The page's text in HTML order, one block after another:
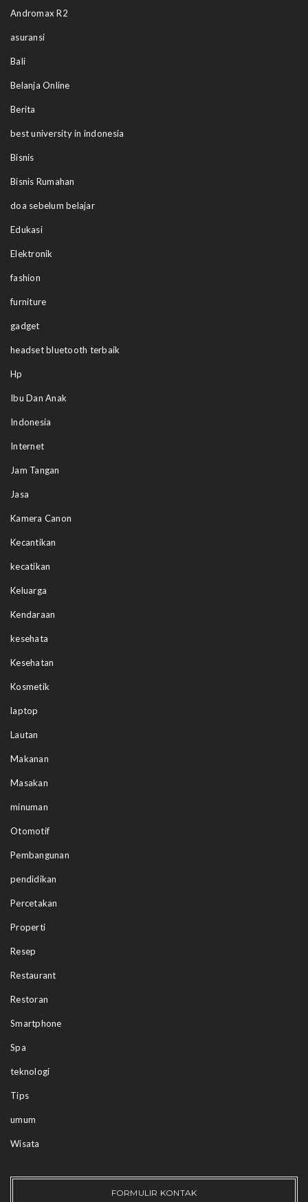
Andromax R2
asuransi
Bali
Belanja Online
Berita
best university in indonesia
Bisnis
Bisnis Rumahan
doa sebelum belajar
Edukasi
Elektronik
fashion
furniture
gadget
headset bluetooth terbaik
Hp
Ibu Dan Anak
Indonesia
Internet
Jam Tangan
Jasa
Kamera Canon
Kecantikan
kecatikan
Keluarga
Kendaraan
kesehata
Kesehatan
Kosmetik
laptop
Lautan
Makanan
Masakan
minuman
Otomotif
Pembangunan
pendidikan
Percetakan
Properti
Resep
Restaurant
Restoran
Smartphone
Spa
teknologi
Tips
umum
Wisata
FORMULIR KONTAK